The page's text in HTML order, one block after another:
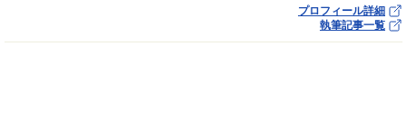
プロフィール詳細
執筆記事一覧